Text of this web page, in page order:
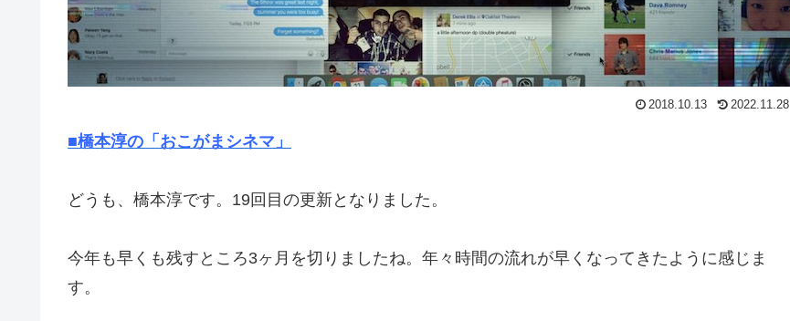
2018.10.13 2022.11.28
■橋本淳の「おこがまシネマ」
どうも、橋本淳です。19回目の更新となりました。
今年も早くも残すところ3ヶ月を切りましたね。年々時間の流れが早くなってきたように感じま
す。